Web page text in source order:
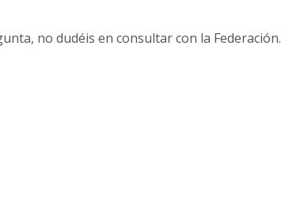
no dudéis en consultar con la Federación.